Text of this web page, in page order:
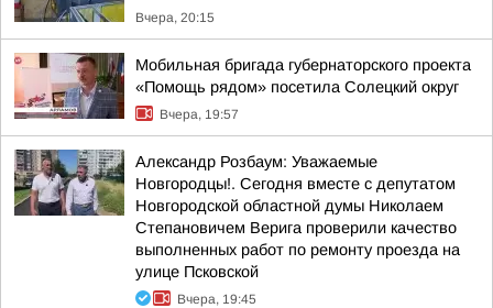
Вчера, 20:15
Мобильная бригада губернаторского проекта
«Помощь рядом» посетила Солецкий округ
Вчера, 19:57
Александр Розбаум: Уважаемые
Новгородцы!. Сегодня вместе с депутатом
Новгородской областной думы Николаем
Степановичем Верига проверили качество
выполненных работ по ремонту проезда на
улице Псковской
Вчера, 19:45